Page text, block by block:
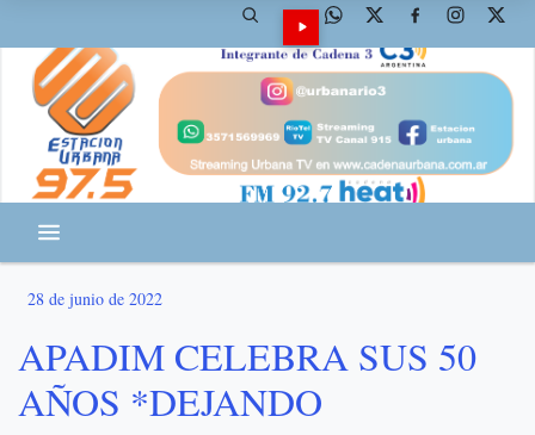
28 de junio de 2022
APADIM CELEBRA SUS 50
AÑOS *DEJANDO